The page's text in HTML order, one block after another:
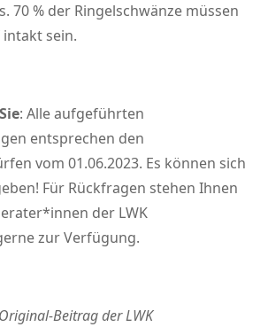
70 % der Ringelschwänze müssen
sein.
: Alle aufgeführten
entsprechen den
vom 01.06.2023. Es können sich
Für Rückfragen stehen Ihnen
der LWK
zur Verfügung.
Beitrag der LWK